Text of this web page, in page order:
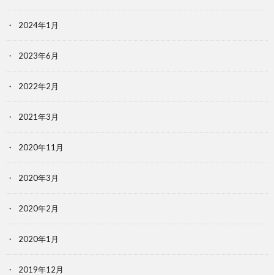
2024年1月
2023年6月
2022年2月
2021年3月
2020年11月
2020年3月
2020年2月
2020年1月
2019年12月